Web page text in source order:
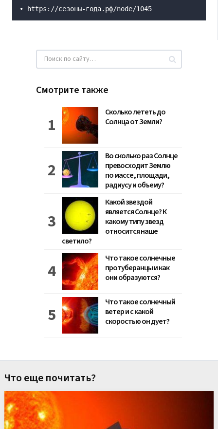
• https://сезоны-года.рф/node/1045
Смотрите также
Сколько лететь до
Солнца от Земли?
Во сколько раз Солнце
превосходит Землю
по массе, площади,
радиусу и объему?
Какой звездой
является Солнце? К
какому типу звезд
относится наше
светило?
Что такое солнечные
протуберанцы и как
они образуются?
Что такое солнечный
ветер и с какой
скоростью он дует?
Что еще почитать?